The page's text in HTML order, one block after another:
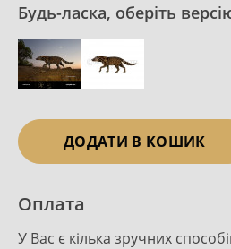
Будь-ласка, оберіть
ДОДАТИ В КОШИК
Оплата
У Вас є кілька зручних